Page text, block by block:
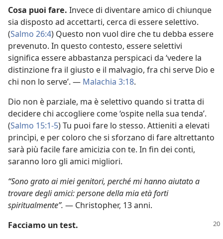
Cosa puoi fare. Invece di diventare amico di chiunque
sia disposto ad accettarti, cerca di essere selettivo.
(Salmo 26:4) Questo non vuol dire che tu debba essere
prevenuto. In questo contesto, essere selettivi
significa essere abbastanza perspicaci da ‘vedere la
distinzione fra il giusto e il malvagio, fra chi serve Dio e
chi non lo serve’. — Malachia 3:18.
Dio non è parziale, ma è selettivo quando si tratta di
decidere chi accogliere come ‘ospite nella sua tenda’.
(Salmo 15:1-5) Tu puoi fare lo stesso. Attieniti a elevati
princìpi, e per coloro che si sforzano di fare altrettanto
sarà più facile fare amicizia con te. In fin dei conti,
saranno loro gli amici migliori.
“Sono grato ai miei genitori, perché mi hanno aiutato a
trovare degli amici: persone della mia età forti
spiritualmente”. — Christopher, 13 anni.
Facciamo un test.